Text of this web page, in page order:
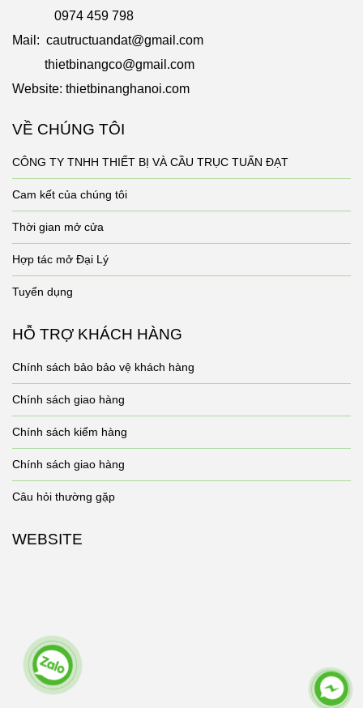
0974 459 798
Mail: cautructuandat@gmail.com
thietbinangco@gmail.com
Website: thietbinanghanoi.com
VỀ CHÚNG TÔI
CÔNG TY TNHH THIẾT BỊ VÀ CẦU TRỤC TUẤN ĐẠT
Cam kết của chúng tôi
Thời gian mở cửa
Hợp tác mở Đại Lý
Tuyển dụng
HỖ TRỢ KHÁCH HÀNG
Chính sách bảo bảo vệ khách hàng
Chính sách giao hàng
Chính sách kiểm hàng
Chính sách giao hàng
Câu hỏi thường gặp
WEBSITE